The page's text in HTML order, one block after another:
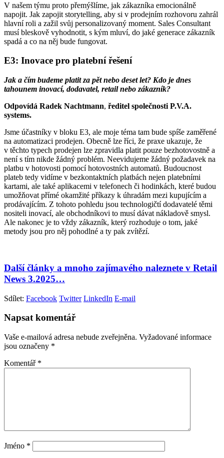
V našem týmu proto přemýšlíme, jak zákazníka emocionálně
napojit. Jak zapojit storytelling, aby si v prodejním rozhovoru zahrál
hlavní roli a zažil svůj personalizovaný moment. Sales Consultant
musí bleskově vyhodnotit, s kým mluví, do jaké generace zákazník
spadá a co na něj bude fungovat.
E3: Inovace pro platební řešení
Jak a čím budeme platit za pět nebo deset let? Kdo je dnes
tahounem inovací, dodavatel, retail nebo zákazník?
Odpovídá Radek Nachtmann, ředitel společnosti P.V.A.
systems.
Jsme účastníky v bloku E3, ale moje téma tam bude spíše zaměřené
na automatizaci prodejen. Obecně lze říci, že praxe ukazuje, že
v těchto typech prodejen lze zpravidla platit pouze bezhotovostně a
není s tím nikde žádný problém. Neevidujeme žádný požadavek na
platbu v hotovosti pomocí hotovostních automatů. Budoucnost
plateb tedy vidíme v bezkontaktních platbách nejen platebními
kartami, ale také aplikacemi v telefonech či hodinkách, které budou
umožňovat přímé okamžité příkazy k úhradám mezi kupujícím a
prodávajícím. Z tohoto pohledu jsou technologičtí dodavatelé těmi
nositeli inovací, ale obchodníkovi to musí dávat nákladově smysl.
Ale nakonec je to vždy zákazník, který rozhoduje o tom, jaké
metody jsou pro něj pohodlné a ty pak zvítězí.
Další články a mnoho zajímavého naleznete v Retail
News 3.2025…
Sdílet: Facebook Twitter LinkedIn E-mail
Napsat komentář
Vaše e-mailová adresa nebude zveřejněna. Vyžadované informace
jsou označeny *
Komentář *
Jméno *